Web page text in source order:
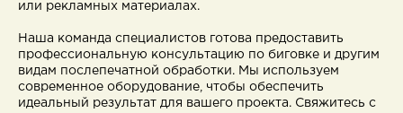
или рекламных материалах.
Наша команда специалистов готова предоставить
профессиональную консультацию по биговке и другим
видам послепечатной обработки. Мы используем
современное оборудование, чтобы обеспечить
идеальный результат для вашего проекта. Свяжитесь с